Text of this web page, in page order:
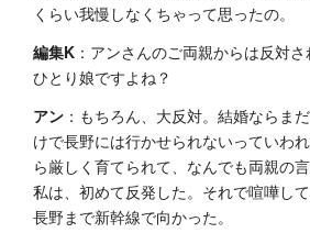
くらい我慢しなくちゃって思ったの。
編集K ：アンさんのご両親からは反対
ひとり娘ですよね？
アン ：もちろん、大反対。結婚ならま
けで長野には行かせられないっていわ
ら厳しく育てられて、なんでも両親の
私は、初めて反発した。それで喧嘩し
長野まで新幹線で向かった。